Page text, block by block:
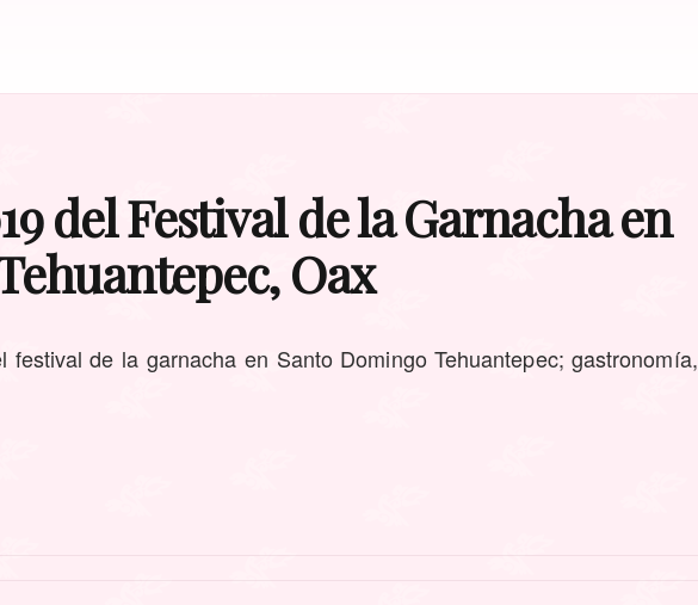
del Festival de la Garnacha en
Oax
de la garnacha en Santo Domingo Tehuantepec; gastronomía,